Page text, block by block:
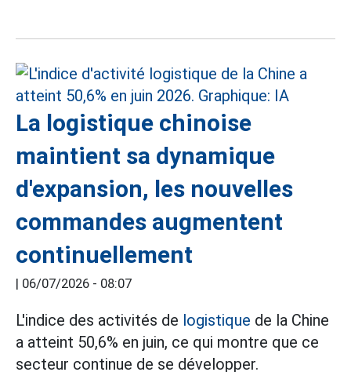
La logistique chinoise
maintient sa dynamique
d'expansion, les nouvelles
commandes augmentent
continuellement
| 06/07/2026 - 08:07
L'indice des activités de logistique de la Chine
a atteint 50,6% en juin, ce qui montre que ce
secteur continue de se développer.